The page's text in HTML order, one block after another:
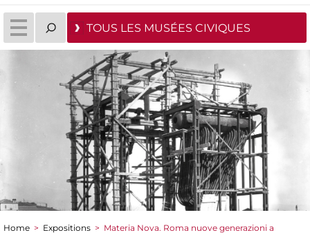
TOUS LES MUSÉES CIVIQUES
Home > Expositions > Materia Nova. Roma nuove generazioni a